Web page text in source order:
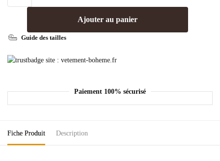
Ajouter au panier
Guide des tailles
Paiement 100% sécurisé
Fiche Produit Description